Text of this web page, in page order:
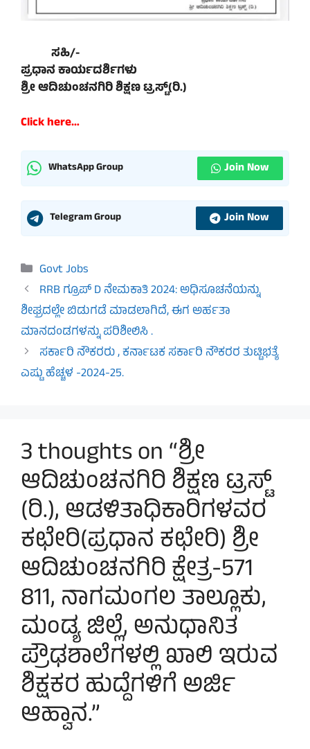
ಸಹಿ/-
ಪ್ರಧಾನ ಕಾರ್ಯದರ್ಶಿಗಳು
ಶ್ರೀ ಆದಿಚುಂಚನಗಿರಿ ಶಿಕ್ಷಣ ಟ್ರಸ್ಟ್(ರಿ.)
Click here…
WhatsApp Group Join Now
Telegram Group Join Now
Categories
Govt Jobs
RRB ಗ್ರೂಪ್ D ನೇಮಕಾತಿ 2024: ಅಧಿಸೂಚನೆಯನ್ನು
ಶೀಘ್ರದಲ್ಲೇ ಬಿಡುಗಡೆ ಮಾಡಲಾಗಿದೆ, ಈಗ ಅರ್ಹತಾ
ಮಾನದಂಡಗಳನ್ನು ಪರಿಶೀಲಿಸಿ .
ಸರ್ಕಾರಿ ನೌಕರರು , ಕರ್ನಾಟಕ ಸರ್ಕಾರಿ ನೌಕರರ ತುಟ್ಟಿಭತ್ಯೆ
ಎಷ್ಟು ಹೆಚ್ಚಳ -2024-25.
3 thoughts on “ಶ್ರೀ
ಆದಿಚುಂಚನಗಿರಿ ಶಿಕ್ಷಣ ಟ್ರಸ್ಟ್
(ರಿ.), ಆಡಳಿತಾಧಿಕಾರಿಗಳವರ
ಕಛೇರಿ(ಪ್ರಧಾನ ಕಛೇರಿ) ಶ್ರೀ
ಆದಿಚುಂಚನಗಿರಿ ಕ್ಷೇತ್ರ-571
811, ನಾಗಮಂಗಲ ತಾಲ್ಲೂಕು,
ಮಂಡ್ಯ ಜಿಲ್ಲೆ, ಅನುಧಾನಿತ
ಪ್ರೌಢಶಾಲೆಗಳಲ್ಲಿ ಖಾಲಿ ಇರುವ
ಶಿಕ್ಷಕರ ಹುದ್ದೆಗಳಿಗೆ ಅರ್ಜಿ
ಆಹ್ವಾನ.”